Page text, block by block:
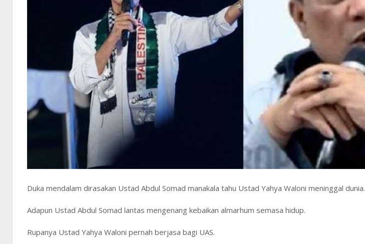
Duka mendalam dirasakan Ustad Abdul Somad manakala tahu Ustad Yahya Waloni meninggal dunia.
Adapun Ustad Abdul Somad lantas mengenang kebaikan almarhum semasa hidup.
Rupanya Ustad Yahya Waloni pernah berjasa bagi UAS.